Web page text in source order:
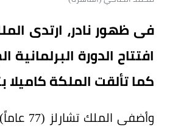
فى ظهور نادر، ارتدى
كما تألقت الملكة كاميلا